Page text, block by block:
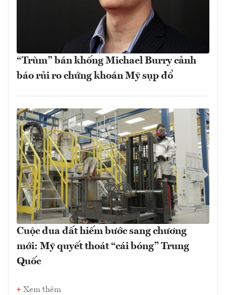
“Trùm” bán khống Michael Burry cảnh
báo rủi ro chứng khoán Mỹ sụp đổ
Cuộc đua đất hiếm bước sang chương
mới: Mỹ quyết thoát “cái bóng” Trung
Quốc
Xem thêm